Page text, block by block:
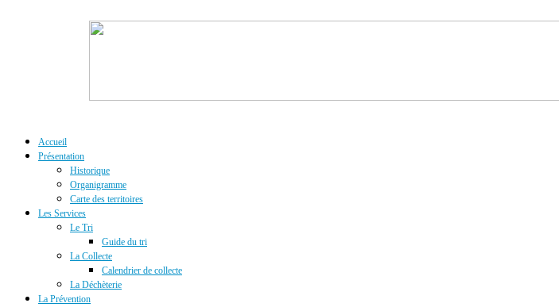
Accueil
Présentation
Historique
Organigramme
Carte des territoires
Les Services
Le Tri
Guide du tri
La Collecte
Calendrier de collecte
La Déchèterie
La Prévention